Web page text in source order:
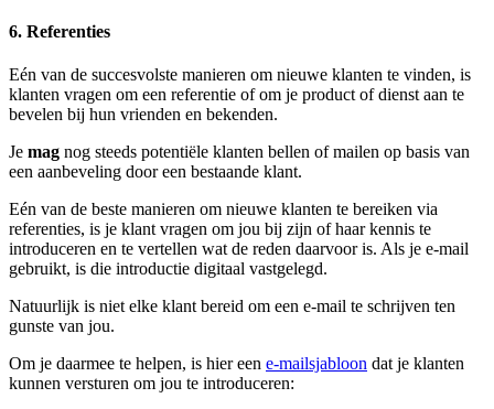
6. Referenties
Eén van de succesvolste manieren om nieuwe klanten te vinden, is
klanten vragen om een referentie of om je product of dienst aan te
bevelen bij hun vrienden en bekenden.
Je mag nog steeds potentiële klanten bellen of mailen op basis van
een aanbeveling door een bestaande klant.
Eén van de beste manieren om nieuwe klanten te bereiken via
referenties, is je klant vragen om jou bij zijn of haar kennis te
introduceren en te vertellen wat de reden daarvoor is. Als je e-mail
gebruikt, is die introductie digitaal vastgelegd.
Natuurlijk is niet elke klant bereid om een e-mail te schrijven ten
gunste van jou.
Om je daarmee te helpen, is hier een e-mailsjabloon dat je klanten
kunnen versturen om jou te introduceren: